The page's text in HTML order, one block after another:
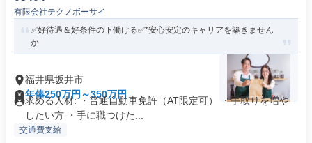
有限会社テクノボーサイ
✅好待遇＆好条件の下働ける✅*安心安定のキャリアを築きません
か
福井県坂井市
年俸250万円～350万円
求める人材: ・普通自動車免許（AT限定可） ・手取りを増や
したい方 ・手に職つけた...
交通費支給